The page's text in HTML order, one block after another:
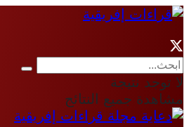
لا توجد نتيجة
مشاهدة جميع النتائج